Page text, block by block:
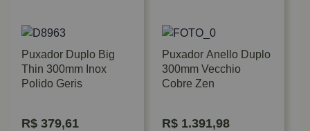
Puxador Duplo Big
Thin 300mm Inox
Polido Geris
R$ 379,61
Puxador Anello Duplo
300mm Vecchio
Cobre Zen
R$ 1.391,98